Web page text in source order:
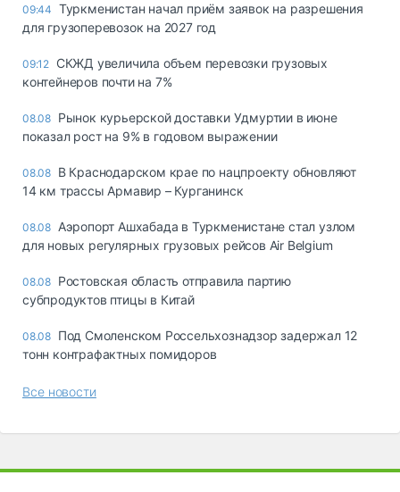
09:44 Туркменистан начал приём заявок на разрешения
для грузоперевозок на 2027 год
09:12 СКЖД увеличила объем перевозки грузовых
контейнеров почти на 7%
08.08 Рынок курьерской доставки Удмуртии в июне
показал рост на 9% в годовом выражении
08.08 В Краснодарском крае по нацпроекту обновляют
14 км трассы Армавир – Курганинск
08.08 Аэропорт Ашхабада в Туркменистане стал узлом
для новых регулярных грузовых рейсов Air Belgium
08.08 Ростовская область отправила партию
субпродуктов птицы в Китай
08.08 Под Смоленском Россельхознадзор задержал 12
тонн контрафактных помидоров
Все новости